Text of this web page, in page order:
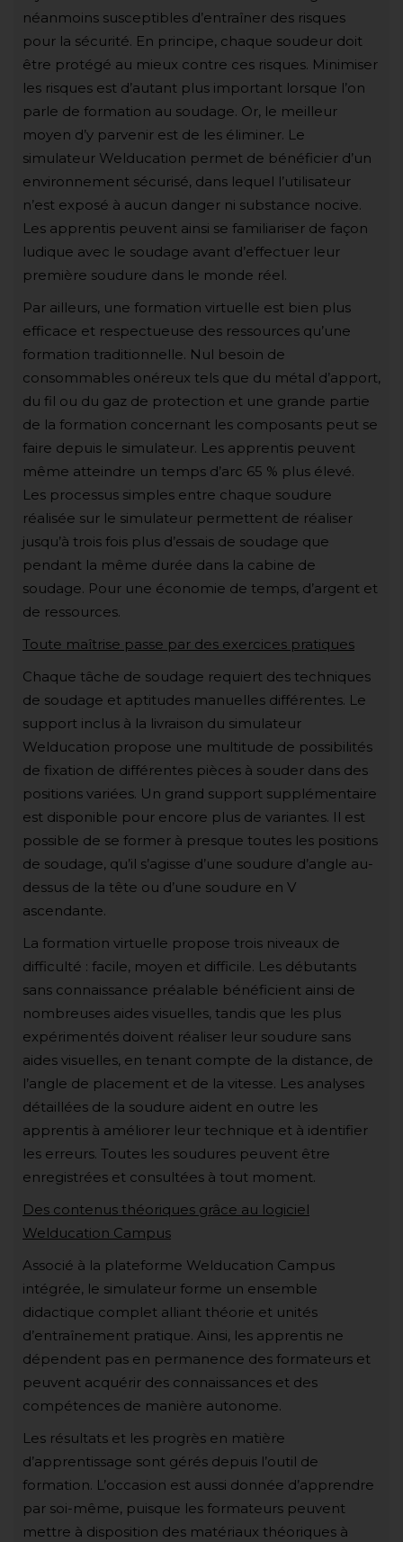
néanmoins susceptibles d’entraîner des risques
pour la sécurité. En principe, chaque soudeur doit
être protégé au mieux contre ces risques. Minimiser
les risques est d’autant plus important lorsque l’on
parle de formation au soudage. Or, le meilleur
moyen d’y parvenir est de les éliminer. Le
simulateur Welducation permet de bénéficier d’un
environnement sécurisé, dans lequel l’utilisateur
n’est exposé à aucun danger ni substance nocive.
Les apprentis peuvent ainsi se familiariser de façon
ludique avec le soudage avant d’effectuer leur
première soudure dans le monde réel.
Par ailleurs, une formation virtuelle est bien plus
efficace et respectueuse des ressources qu’une
formation traditionnelle. Nul besoin de
consommables onéreux tels que du métal d’apport,
du fil ou du gaz de protection et une grande partie
de la formation concernant les composants peut se
faire depuis le simulateur. Les apprentis peuvent
même atteindre un temps d’arc 65 % plus élevé.
Les processus simples entre chaque soudure
réalisée sur le simulateur permettent de réaliser
jusqu’à trois fois plus d’essais de soudage que
pendant la même durée dans la cabine de
soudage. Pour une économie de temps, d’argent et
de ressources.
Toute maîtrise passe par des exercices pratiques
Chaque tâche de soudage requiert des techniques
de soudage et aptitudes manuelles différentes. Le
support inclus à la livraison du simulateur
Welducation propose une multitude de possibilités
de fixation de différentes pièces à souder dans des
positions variées. Un grand support supplémentaire
est disponible pour encore plus de variantes. Il est
possible de se former à presque toutes les positions
de soudage, qu’il s’agisse d’une soudure d’angle au-
dessus de la tête ou d’une soudure en V
ascendante.
La formation virtuelle propose trois niveaux de
difficulté : facile, moyen et difficile. Les débutants
sans connaissance préalable bénéficient ainsi de
nombreuses aides visuelles, tandis que les plus
expérimentés doivent réaliser leur soudure sans
aides visuelles, en tenant compte de la distance, de
l’angle de placement et de la vitesse. Les analyses
détaillées de la soudure aident en outre les
apprentis à améliorer leur technique et à identifier
les erreurs. Toutes les soudures peuvent être
enregistrées et consultées à tout moment.
Des contenus théoriques grâce au logiciel
Welducation Campus
Associé à la plateforme Welducation Campus
intégrée, le simulateur forme un ensemble
didactique complet alliant théorie et unités
d’entraînement pratique. Ainsi, les apprentis ne
dépendent pas en permanence des formateurs et
peuvent acquérir des connaissances et des
compétences de manière autonome.
Les résultats et les progrès en matière
d’apprentissage sont gérés depuis l’outil de
formation. L’occasion est aussi donnée d’apprendre
par soi-même, puisque les formateurs peuvent
mettre à disposition des matériaux théoriques à